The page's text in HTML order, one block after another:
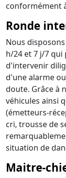
conformément
Ronde
Nous
h/24 et 7 j/7
d'intervenir
d'une alarme
doute. Grâce à
véhicules ainsi
(émetteurs-
cri, trousse de
situation de
Maitre-